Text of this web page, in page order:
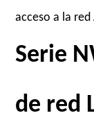
acceso a la red
Serie
de red